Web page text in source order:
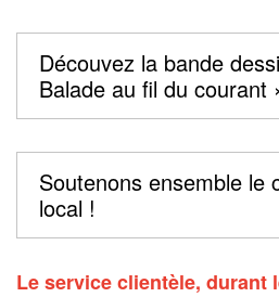
Découvez la bande
Balade au fil du courant
Soutenons ensemble le
local !
Le service clientèle, durant